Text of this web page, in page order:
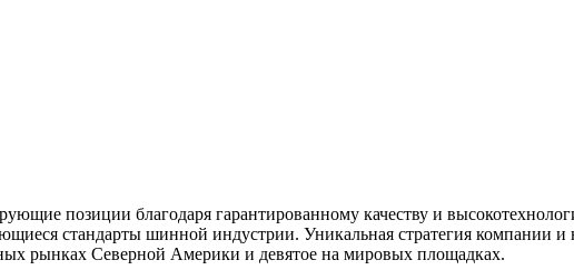
позиции благодаря гарантированному качеству и
стандарты шинной индустрии. Уникальная стратегия
рынках Северной Америки и девятое на мировых площадках.